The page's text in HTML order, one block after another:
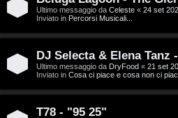
A
r
g
Ultimo messaggio da Celeste « 24 set
Inviato in Percorsi Musicali...
DJ Selecta & Elena Tanz
Ultimo messaggio da DryFood « 21 set
Inviato in Cosa ci piace e cosa non ci
T78 - "95 25"
n
o
i
n